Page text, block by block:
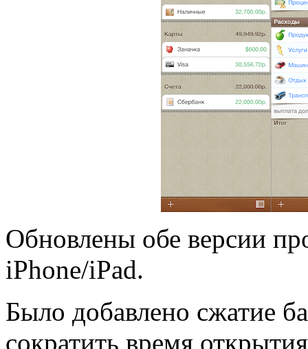
Обновлены обе версии
iPhone/iPad.
Было добавлено сжатие
сократить время